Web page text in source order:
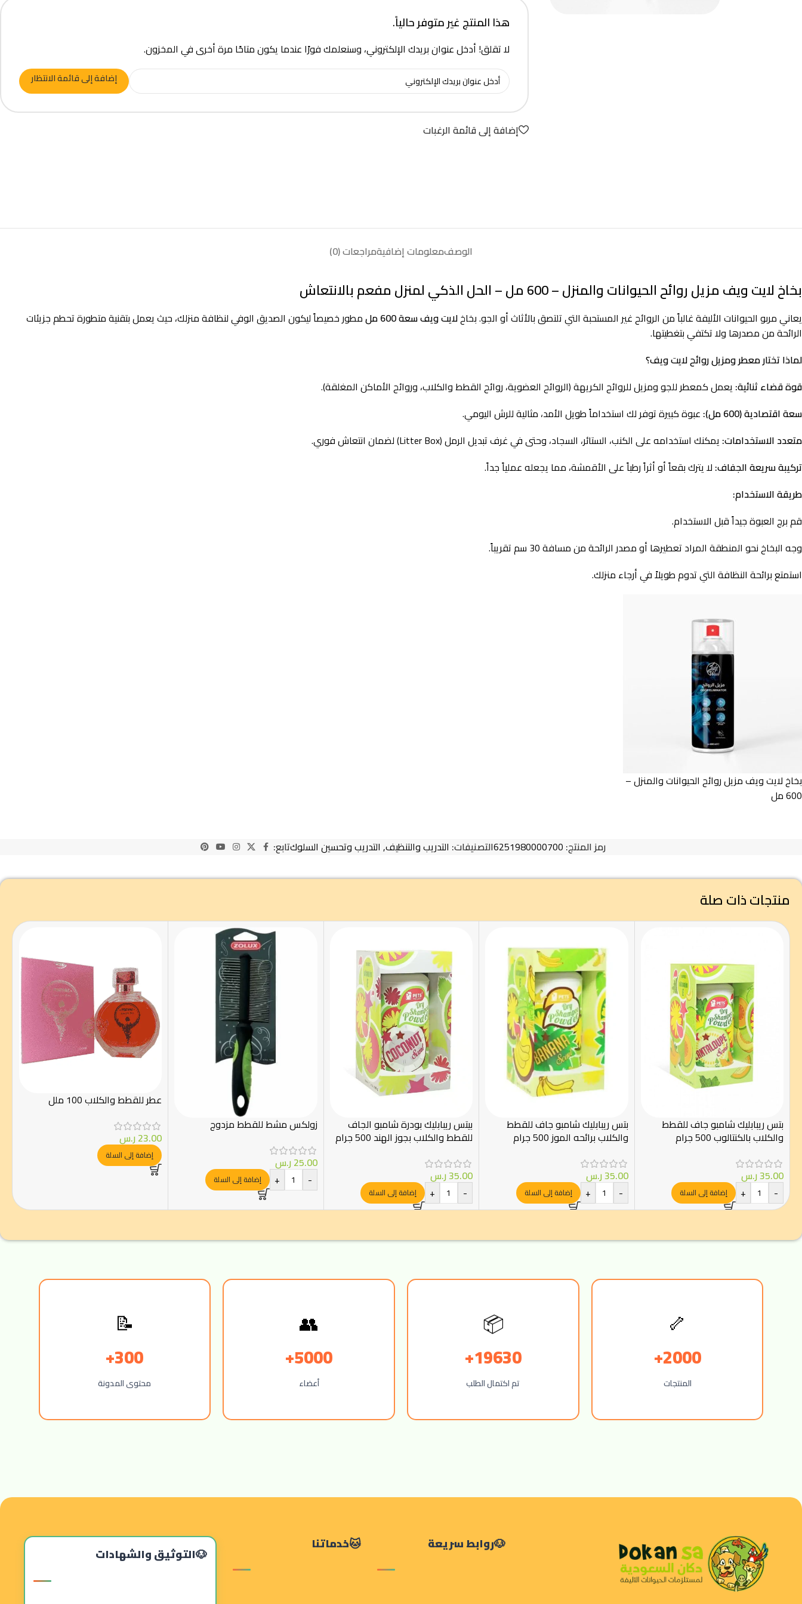
هذا المنتج غير متوفر حالياً.
لا تقلق! أدخل عنوان بريدك الإلكتروني، وسنعلمك فورًا عندما يكون متاحًا مرة أخرى في المخزون.
إضافة إلى قائمة الانتظار
إضافة إلى قائمة الرغبات
الوصفمعلومات إضافيةمراجعات (0)
بخاخ لايت ويف مزيل روائح الحيوانات والمنزل – 600 مل – الحل الذكي لمنزل مفعم بالانتعاش
يعاني مربو الحيوانات الأليفة غالباً من الروائح غير المستحبة التي تلتصق بالأثاث أو الجو. بخاخلايت ويف سعة 600 مل
مطور خصيصاً ليكون الصديق الوفي لنظافة منزلك، حيث يعمل بتقنية متطورة تحطم جزيئات
الرائحة من مصدرها ولا تكتفي بتغطيتها.
لماذا تختار معطر ومزيل روائح لايت ويف؟
قوة قضاء ثنائية: يعمل كمعطر للجو ومزيل للروائح الكريهة (الروائح العضوية، روائح القطط والكلاب، وروائح الأماكن المغلقة).
سعة اقتصادية (600 مل):
عبوة كبيرة توفر لك استخداماً طويل الأمد، مثالية للرش اليومي.
متعدد الاستخدامات: يمكنك استخدامه على الكنب، الستائر، السجاد، وحتى في غرف تبديل الرمل (Litter Box) لضمان انتعاش فوري.
تركيبة سريعة الجفاف: لا يترك بقعاً أو أثراً رطباً على الأقمشة، مما يجعله عملياً جداً.
طريقة الاستخدام:
قم برج العبوة جيداً قبل الاستخدام.
وجه البخاخ نحو المنطقة المراد تعطيرها أو مصدر الرائحة من مسافة 30 سم تقريباً.
استمتع برائحة النظافة التي تدوم طويلاً في أرجاء منزلك.
بخاخ لايت ويف مزيل روائح الحيوانات والمنزل –
600 مل
رمز المنتج: 6251980000700التصنيفات: التدريب والتنظيف, التدريب وتحسين السلوكتابع:
منتجات ذات صلة
بتس ريبابليك شامبو جاف للقطط
والكلاب بالكنتالوب 500 جرام
35.00ر.س
-
+ إضافة إلى السلة
بتس ريبابليك شامبو جاف للقطط
والكلاب برائحه الموز 500 جرام
35.00ر.س
-
+ إضافة إلى السلة
بيتس ريبابليك بودرة شامبو الجاف
للقطط والكلاب بجوز الهند 500 جرام
35.00ر.س
-
+ إضافة إلى السلة
زولكس مشط للقطط مزدوج
25.00ر.س
-
+ إضافة إلى السلة
عطر للقطط والكلاب 100 ملل
23.00ر.س
إضافة إلى السلة
🦴
2000+
المنتجات
📦
19630+
تم اكتمال الطلب
👥
5000+
أعضاء
📝
300+
محتوى المدونة
روابط سريعة خدماتنا
التوثيق والشهادات